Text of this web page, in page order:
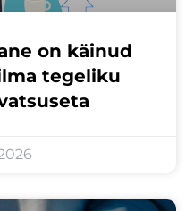
on käinud
tegeliku